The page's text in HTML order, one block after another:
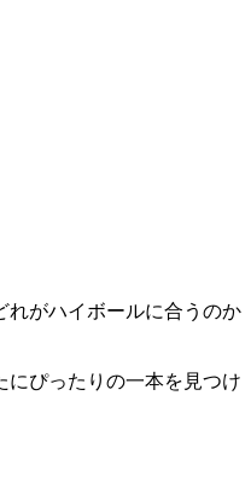
れがハイボールに合うのか
にぴったりの一本を見つけ